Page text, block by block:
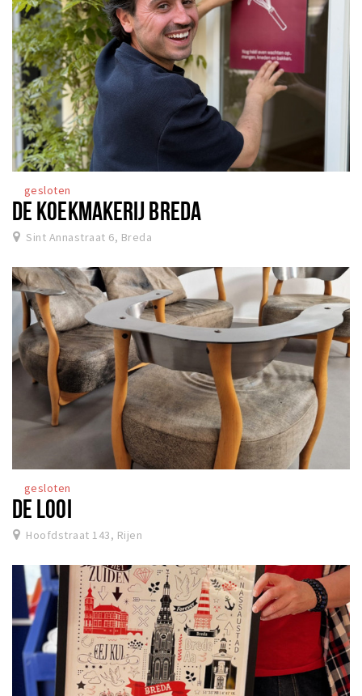
gesloten
DE KOEKMAKERIJ BREDA
Sint Annastraat 6, Breda
gesloten
DE LOOI
Hoofdstraat 143, Rijen